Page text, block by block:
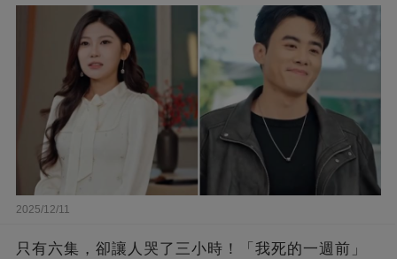
2025/12/11
只有六集，卻讓人哭了三小時！「我死的一週前」